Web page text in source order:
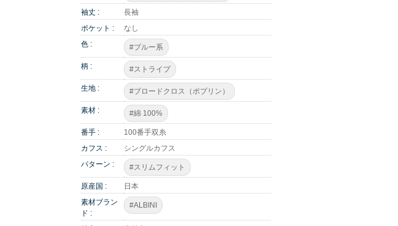
袖丈 :
長袖
ポケット :
なし
色 :
#ブルー系
柄 : #ストライプ
生地 : #ブロードクロス（ポプリン）
素材 : #綿 100%
番手 :
100番手双糸
カフス :
シングルカフス
パターン :
#スリムフィット
原産国 :
日本
素材ブラン
ド :
#ALBINI